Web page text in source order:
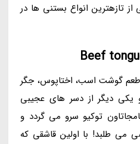
تازهترین انواع بستنی ها در
گوشت اسب، اختاپوس، جگر
یکی دیگر از دسر های عجیبی
توکیو سرو می گردد و
طلبد! با اولین قاشقی که